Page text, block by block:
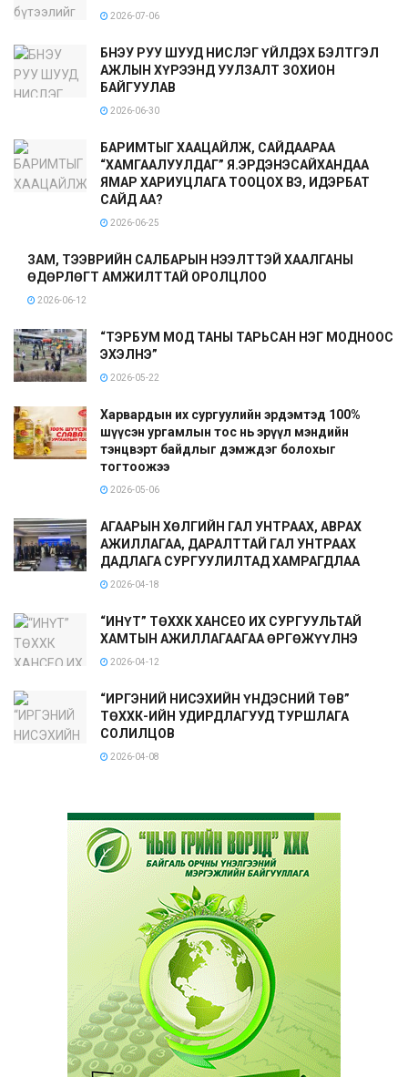
2026-07-06
БНЭУ РУУ ШУУД НИСЛЭГ ҮЙЛДЭХ БЭЛТГЭЛ
АЖЛЫН ХҮРЭЭНД УУЛЗАЛТ ЗОХИОН
БАЙГУУЛАВ
2026-06-30
БАРИМТЫГ ХААЦАЙЛЖ, САЙДААРАА
“ХАМГААЛУУЛДАГ” Я.ЭРДЭНЭСАЙХАНДАА
ЯМАР ХАРИУЦЛАГА ТООЦОХ ВЭ, ИДЭРБАТ
САЙД АА?
2026-06-25
ЗАМ, ТЭЭВРИЙН САЛБАРЫН НЭЭЛТТЭЙ ХААЛГАНЫ
ӨДӨРЛӨГТ АМЖИЛТТАЙ ОРОЛЦЛОО
2026-06-12
“ТЭРБУМ МОД ТАНЫ ТАРЬСАН НЭГ МОДНООС
ЭХЭЛНЭ”
2026-05-22
Харвардын их сургуулийн эрдэмтэд 100%
шүүсэн ургамлын тос нь эрүүл мэндийн
тэнцвэрт байдлыг дэмждэг болохыг
тогтоожээ
2026-05-06
АГААРЫН ХӨЛГИЙН ГАЛ УНТРААХ, АВРАХ
АЖИЛЛАГАА, ДАРАЛТТАЙ ГАЛ УНТРААХ
ДАДЛАГА СУРГУУЛИЛТАД ХАМРАГДЛАА
2026-04-18
“ИНҮТ” ТӨХХК ХАНСЕО ИХ СУРГУУЛЬТАЙ
ХАМТЫН АЖИЛЛАГААГАА ӨРГӨЖҮҮЛНЭ
2026-04-12
“ИРГЭНИЙ НИСЭХИЙН ҮНДЭСНИЙ ТӨВ”
ТӨХХК-ИЙН УДИРДЛАГУУД ТУРШЛАГА
СОЛИЛЦОВ
2026-04-08